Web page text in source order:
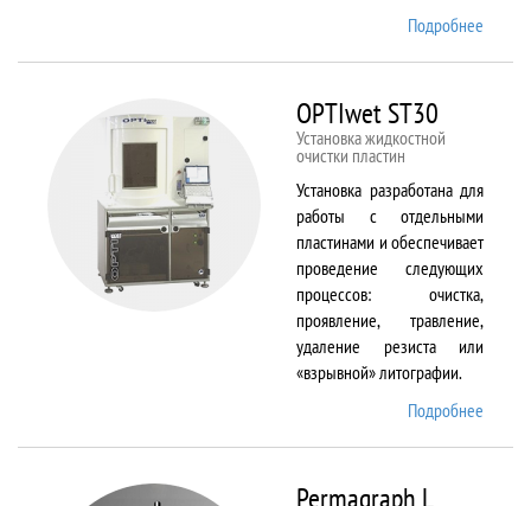
Подробнее
OPTIwet ST30
Установка жидкостной
очистки пластин
Установка разработана для
работы с отдельными
пластинами и обеспечивает
проведение следующих
процессов: очистка,
проявление, травление,
удаление резиста или
«взрывной» литографии.
Подробнее
Permagraph L